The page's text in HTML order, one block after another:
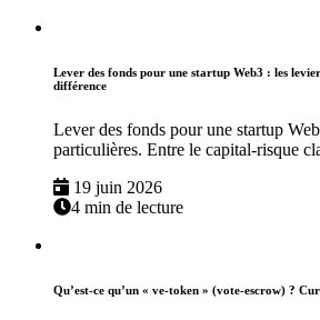
Lever des fonds pour une startup Web3 : les
différence
Lever des fonds pour une startup
particulières. Entre le capital-risque
19 juin 2026
4 min de lecture
Qu’est-ce qu’un « ve-token » (vote-escrow) ?